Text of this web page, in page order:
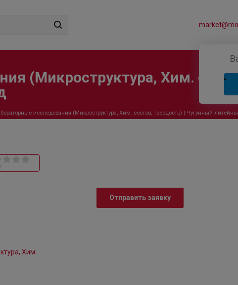
(Микроструктура, Хим.
исследования (Микроструктура, Хим. состав, Твердость) | Чугунный
Отправить заявку